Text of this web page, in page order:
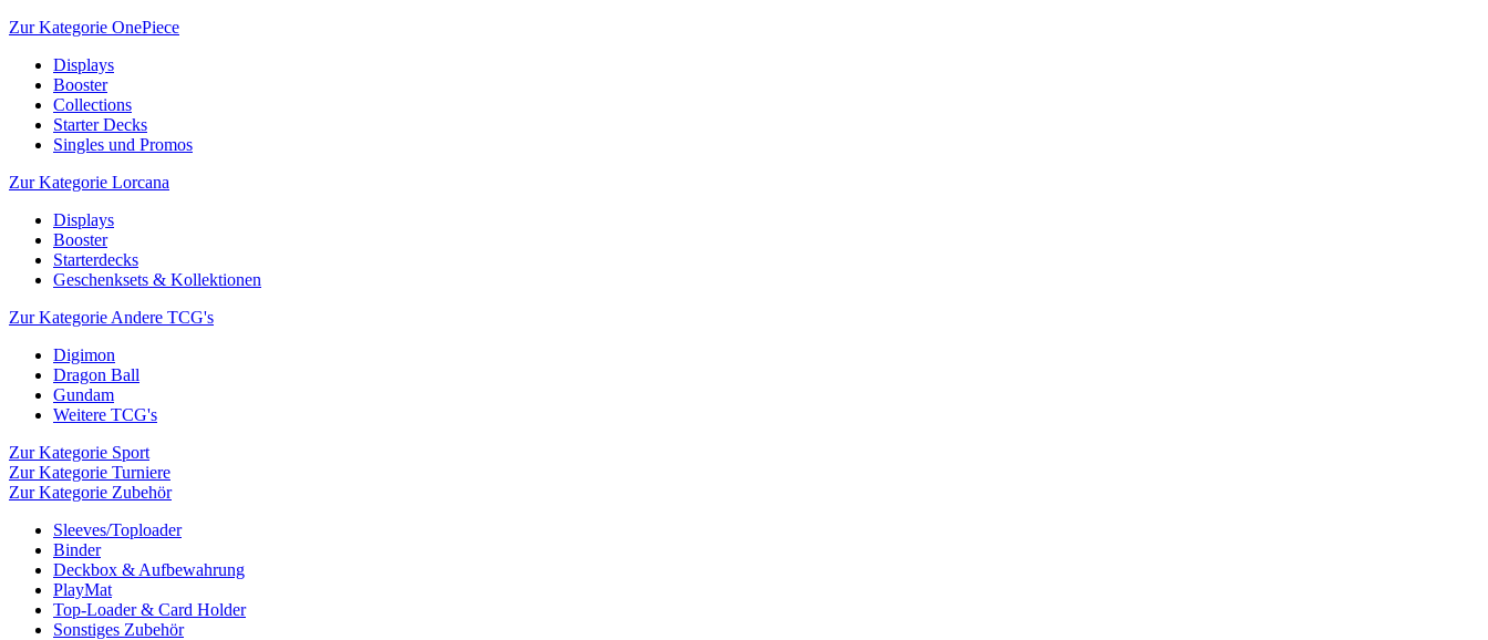
Zur Kategorie OnePiece
Displays
Booster
Collections
Starter Decks
Singles und Promos
Zur Kategorie Lorcana
Displays
Booster
Starterdecks
Geschenksets & Kollektionen
Zur Kategorie Andere TCG's
Digimon
Dragon Ball
Gundam
Weitere TCG's
Zur Kategorie Sport
Zur Kategorie Turniere
Zur Kategorie Zubehör
Sleeves/Toploader
Binder
Deckbox & Aufbewahrung
PlayMat
Top-Loader & Card Holder
Sonstiges Zubehör